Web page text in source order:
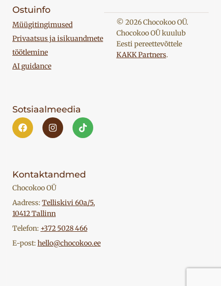
Ostuinfo
Müügitingimused
Privaatsus ja isikuandmete
töötlemine
AI guidance
Sotsiaalmeedia
Kontaktandmed
Chocokoo OÜ
Aadress: Telliskivi 60a/5,
10412 Tallinn
Telefon: +372 5028 466
E-post: hello@chocokoo.ee
© 2026 Chocokoo OÜ.
Chocokoo OÜ kuulub
Eesti pereettevõttele
KAKK Partners.